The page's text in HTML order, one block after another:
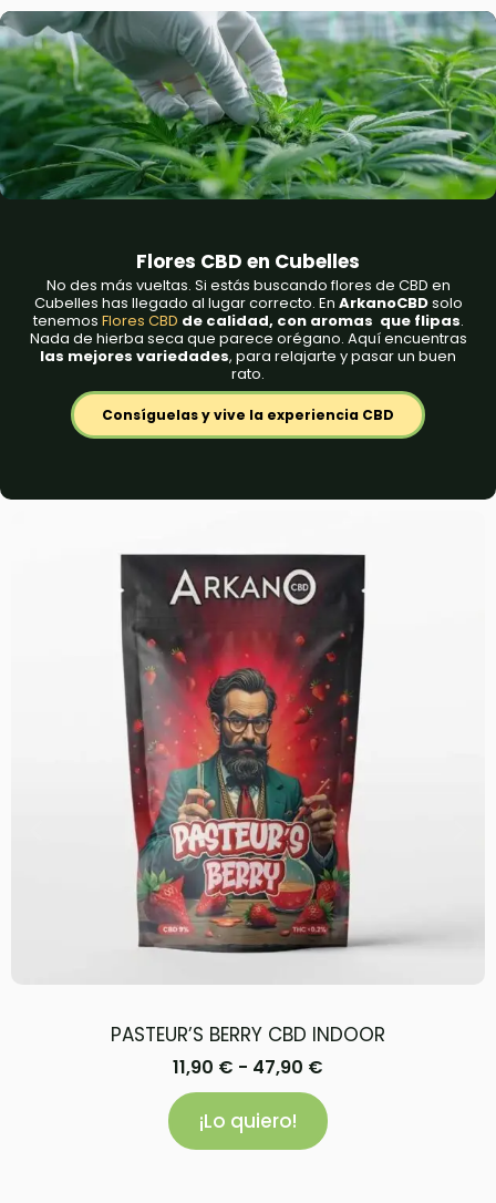
Flores CBD en Cubelles
No des más vueltas. Si estás buscando flores de CBD en
Cubelles has llegado al lugar correcto. En ArkanoCBDsolo
tenemos Flores CBD de calidad, con aromas que flipas.
Nada de hierba seca que parece orégano. Aquí encuentras
las mejores variedades, para relajarte y pasar un buen
rato.
Consíguelas y vive la experiencia CBD
PASTEUR’S BERRY CBD INDOOR
11,90 € - 47,90 €
¡Lo quiero!